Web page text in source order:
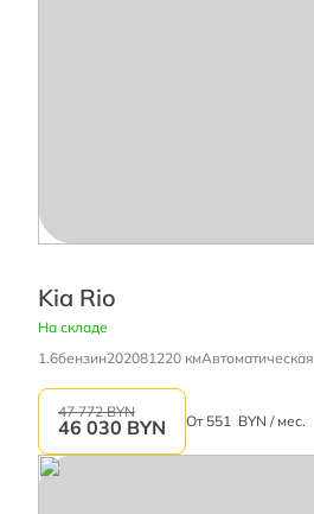
Kia Rio
На складе
1.6бензин202081220 кмАвтоматическая
47 772 BYN
46 030 BYN От 551 BYN / мес.